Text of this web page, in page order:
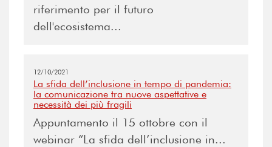
riferimento per il futuro
dell'ecosistema...
12/10/2021
La sfida dell’inclusione in tempo di pandemia:
la comunicazione tra nuove aspettative e
necessità dei più fragili
Appuntamento il 15 ottobre con il
webinar “La sfida dell’inclusione in...